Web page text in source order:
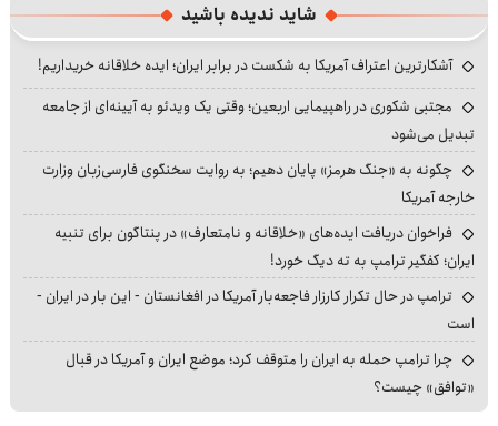
شاید ندیده باشید
آشکارترین اعتراف آمریکا به شکست در برابر ایران؛ ایده خلاقانه خریداریم!
مجتبی شکوری در راهپیمایی اربعین؛ وقتی یک ویدئو به آیینه‌ای از جامعه
تبدیل می‌شود
چگونه به «جنگ هرمز» پایان دهیم؛ به روایت سخنگوی فارسی‌زبان وزارت
خارجه آمریکا
فراخوان دریافت ایده‌های «خلاقانه و نامتعارف» در پنتاگون برای تنبیه
ایران؛ کفگیر ترامپ به ته دیگ خورد!
ترامپ در حال تکرار کارزار فاجعه‌بار آمریکا در افغانستان - این بار در ایران -
است
چرا ترامپ حمله به ایران را متوقف کرد؛ موضع ایران و آمریکا در قبال
«توافق» چیست؟